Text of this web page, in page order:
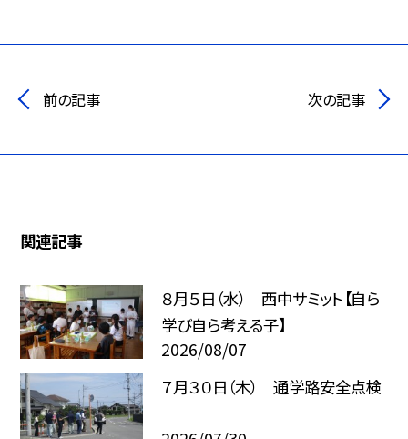
前の記事 次の記事
関連記事
８月５日（水） 西中サミット【自ら
学び自ら考える子】
2026/08/07
７月３０日（木） 通学路安全点検